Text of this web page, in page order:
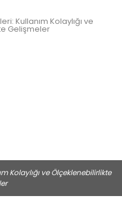
Kolaylığı ve Ölçeklenebilirlikte